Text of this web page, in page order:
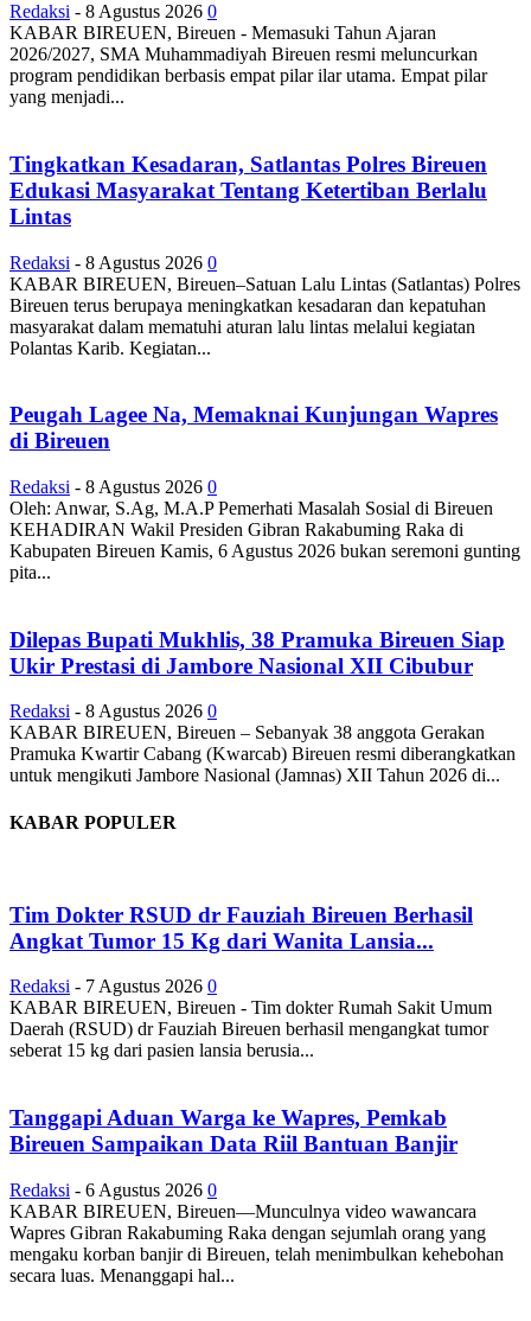
Redaksi - 8 Agustus 2026 0
KABAR BIREUEN, Bireuen - Memasuki Tahun Ajaran
2026/2027, SMA Muhammadiyah Bireuen resmi meluncurkan
program pendidikan berbasis empat pilar ilar utama. Empat pilar
yang menjadi...
Tingkatkan Kesadaran, Satlantas Polres Bireuen
Edukasi Masyarakat Tentang Ketertiban Berlalu
Lintas
Redaksi - 8 Agustus 2026 0
KABAR BIREUEN, Bireuen–Satuan Lalu Lintas (Satlantas) Polres
Bireuen terus berupaya meningkatkan kesadaran dan kepatuhan
masyarakat dalam mematuhi aturan lalu lintas melalui kegiatan
Polantas Karib. Kegiatan...
Peugah Lagee Na, Memaknai Kunjungan Wapres
di Bireuen
Redaksi - 8 Agustus 2026 0
Oleh: Anwar, S.Ag, M.A.P Pemerhati Masalah Sosial di Bireuen
KEHADIRAN Wakil Presiden Gibran Rakabuming Raka di
Kabupaten Bireuen Kamis, 6 Agustus 2026 bukan seremoni gunting
pita...
Dilepas Bupati Mukhlis, 38 Pramuka Bireuen Siap
Ukir Prestasi di Jambore Nasional XII Cibubur
Redaksi - 8 Agustus 2026 0
KABAR BIREUEN, Bireuen – Sebanyak 38 anggota Gerakan
Pramuka Kwartir Cabang (Kwarcab) Bireuen resmi diberangkatkan
untuk mengikuti Jambore Nasional (Jamnas) XII Tahun 2026 di...
KABAR POPULER
Tim Dokter RSUD dr Fauziah Bireuen Berhasil
Angkat Tumor 15 Kg dari Wanita Lansia...
Redaksi - 7 Agustus 2026 0
KABAR BIREUEN, Bireuen - Tim dokter Rumah Sakit Umum
Daerah (RSUD) dr Fauziah Bireuen berhasil mengangkat tumor
seberat 15 kg dari pasien lansia berusia...
Tanggapi Aduan Warga ke Wapres, Pemkab
Bireuen Sampaikan Data Riil Bantuan Banjir
Redaksi - 6 Agustus 2026 0
KABAR BIREUEN, Bireuen—Munculnya video wawancara
Wapres Gibran Rakabuming Raka dengan sejumlah orang yang
mengaku korban banjir di Bireuen, telah menimbulkan kehebohan
secara luas. Menanggapi hal...